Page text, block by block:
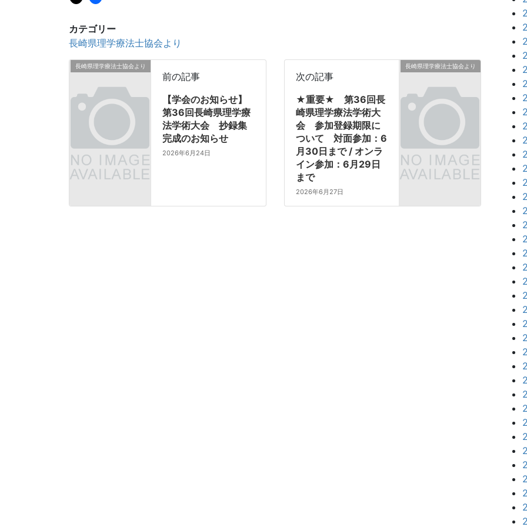
カテゴリー
長崎県理学療法士協会より
長崎県理学療法士協会より
前の記事
【学会のお知らせ】
第36回長崎県理学療
法学術大会 抄録集
完成のお知らせ
2026年6月24日
長崎県理学療法士協会より
次の記事
★重要★ 第36回長
崎県理学療法学術大
会 参加登録期限に
ついて 対面参加：6
月30日まで / オンラ
イン参加：6月29日
まで
2026年6月27日